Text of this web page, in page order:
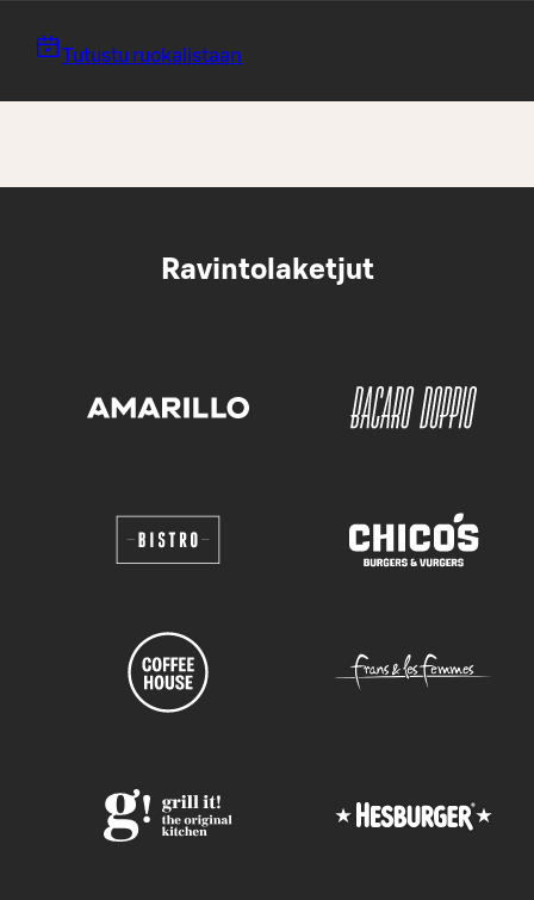
Tutustu ruokalistaan
Ravintolaketjut